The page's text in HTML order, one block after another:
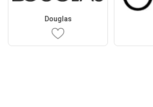
Douglas